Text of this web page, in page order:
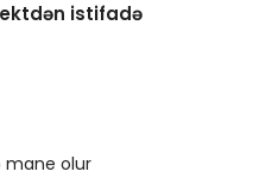
istifadə
mane olur